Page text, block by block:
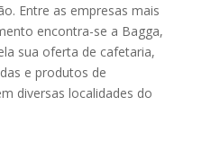
Entre as empresas mais
encontra-se a Bagga,
sua oferta de cafetaria,
e produtos de
diversas localidades do